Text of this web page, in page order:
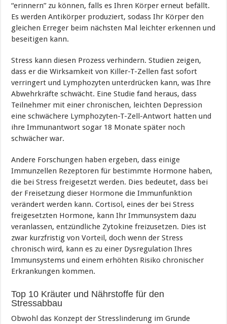
“erinnern” zu können, falls es Ihren Körper erneut befällt.
Es werden Antikörper produziert, sodass Ihr Körper den
gleichen Erreger beim nächsten Mal leichter erkennen und
beseitigen kann.
Stress kann diesen Prozess verhindern. Studien zeigen,
dass er die Wirksamkeit von Killer-T-Zellen fast sofort
verringert und Lymphozyten unterdrücken kann, was Ihre
Abwehrkräfte schwächt. Eine Studie fand heraus, dass
Teilnehmer mit einer chronischen, leichten Depression
eine schwächere Lymphozyten-T-Zell-Antwort hatten und
ihre Immunantwort sogar 18 Monate später noch
schwächer war.
Andere Forschungen haben ergeben, dass einige
Immunzellen Rezeptoren für bestimmte Hormone haben,
die bei Stress freigesetzt werden. Dies bedeutet, dass bei
der Freisetzung dieser Hormone die Immunfunktion
verändert werden kann. Cortisol, eines der bei Stress
freigesetzten Hormone, kann Ihr Immunsystem dazu
veranlassen, entzündliche Zytokine freizusetzen. Dies ist
zwar kurzfristig von Vorteil, doch wenn der Stress
chronisch wird, kann es zu einer Dysregulation Ihres
Immunsystems und einem erhöhten Risiko chronischer
Erkrankungen kommen.
Top 10 Kräuter und Nährstoffe für den
Stressabbau
Obwohl das Konzept der Stresslinderung im Grunde